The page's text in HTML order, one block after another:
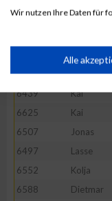
6565
Anna
Christoph
6476
Michael
6439
Kai
6625
Kai
6507
Jonas
6497
Lasse
6552
Kolja
6588
Dietmar
Wir nutzen Ihre Daten für
Speichern von
Verwendung
Verwendung von
Alle